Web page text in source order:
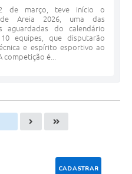
de março, teve início o
Areia 2026, uma das
aguardadas do calendário
equipes, que disputarão
e espírito esportivo ao
competição é...
CADASTRAR